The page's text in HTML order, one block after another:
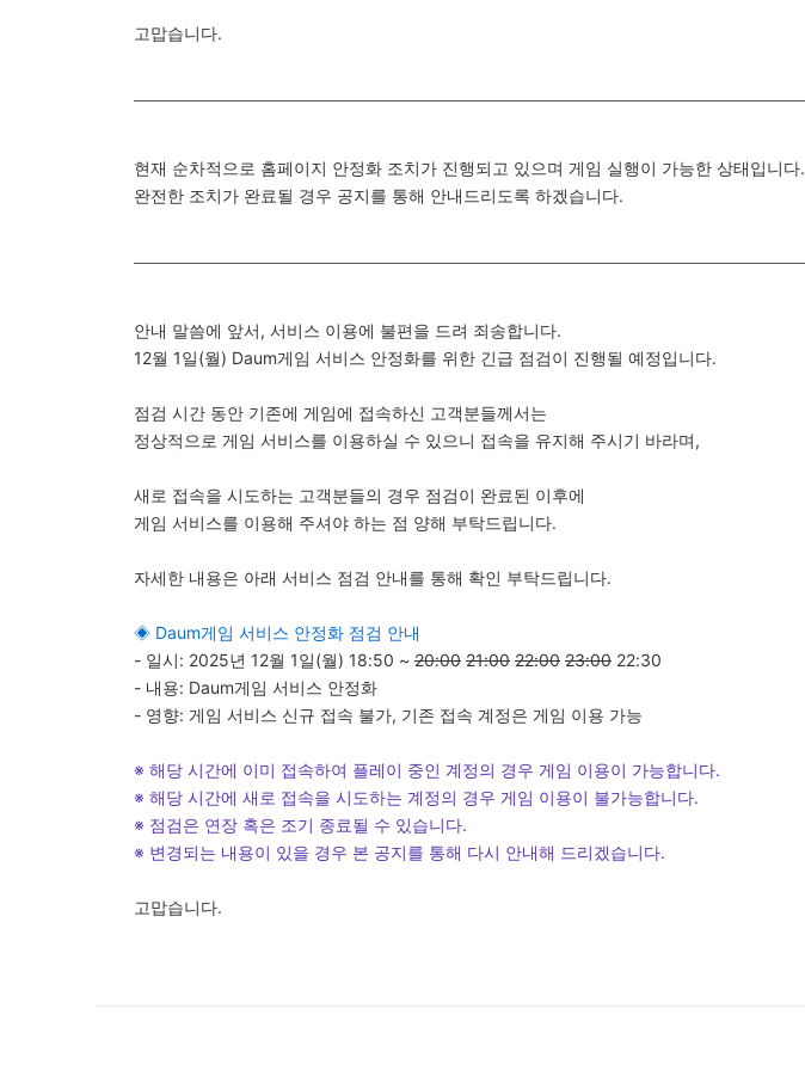
고맙습니다.
현재 순차적으로 홈페이지 안정화 조치가 진행되고 있으며 게임 실행이 가능한 상태입니다.
완전한 조치가 완료될 경우 공지를 통해 안내드리도록 하겠습니다.
안내 말씀에 앞서, 서비스 이용에 불편을 드려 죄송합니다.
12월 1일(월) Daum게임 서비스 안정화를 위한 긴급 점검이 진행될 예정입니다.
점검 시간 동안 기존에 게임에 접속하신 고객분들께서는
정상적으로 게임 서비스를 이용하실 수 있으니 접속을 유지해 주시기 바라며,
새로 접속을 시도하는 고객분들의 경우 점검이 완료된 이후에
게임 서비스를 이용해 주셔야 하는 점 양해 부탁드립니다.
자세한 내용은 아래 서비스 점검 안내를 통해 확인 부탁드립니다.
◈ Daum게임 서비스 안정화 점검 안내
- 일시: 2025년 12월 1일(월) 18:50 ~ 20:00 21:00 22:00 23:00 22:30
- 내용: Daum게임 서비스 안정화
- 영향: 게임 서비스 신규 접속 불가, 기존 접속 계정은 게임 이용 가능
※ 해당 시간에 이미 접속하여 플레이 중인 계정의 경우 게임 이용이 가능합니다.
※ 해당 시간에 새로 접속을 시도하는 계정의 경우 게임 이용이 불가능합니다.
※ 점검은 연장 혹은 조기 종료될 수 있습니다.
※ 변경되는 내용이 있을 경우 본 공지를 통해 다시 안내해 드리겠습니다.
고맙습니다.